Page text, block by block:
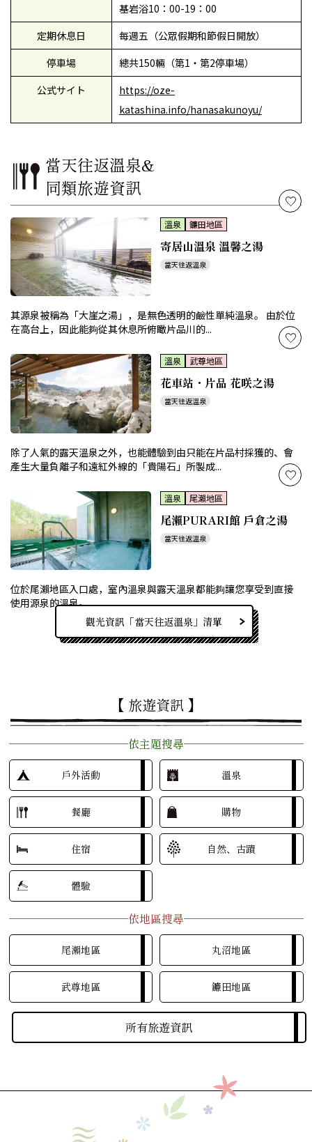
基岩浴10：00-19：00
定期休息日
每週五（公眾假期和節假日開放）
停車場
總共150輛（第1・第2停車場）
公式サイト
https://oze-
katashina.info/hanasakunoyu/
當天往返溫泉&
同類旅遊資訊
溫泉 鐮田地區
寄居山溫泉 溫馨之湯
當天往返溫泉
其源泉被稱為「大崖之湯」，是無色透明的鹼性單純溫泉。 由於位
在高台上，因此能夠從其休息所俯瞰片品川的...
溫泉 武尊地區
花車站・片品 花咲之湯
當天往返溫泉
除了人氣的露天溫泉之外，也能體驗到由只能在片品村採獲的、會
產生大量負離子和遠紅外線的「貴陽石」所製成...
溫泉 尾瀨地區
尾瀨PURARI館 戶倉之湯
當天往返溫泉
位於尾瀨地區入口處，室內溫泉與露天溫泉都能夠讓您享受到直接
使用源泉的溫泉。...
觀光資訊「當天往返溫泉」清單
【 旅遊資訊 】
依主題搜尋
戶外活動 溫泉
住宿 自然、古蹟
餐廳 購物
體驗
依地區搜尋
尾瀨地區 丸沼地區
武尊地區 鐮田地區
所有旅遊資訊